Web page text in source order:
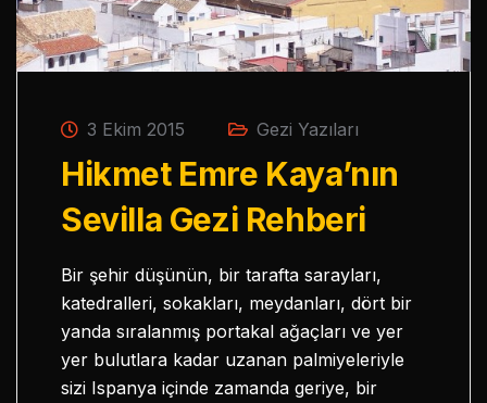
3 Ekim 2015 Gezi Yazıları
Hikmet Emre Kaya’nın
Sevilla Gezi Rehberi
Bir şehir düşünün, bir tarafta sarayları,
katedralleri, sokakları, meydanları, dört bir
yanda sıralanmış portakal ağaçları ve yer
yer bulutlara kadar uzanan palmiyeleriyle
sizi Ispanya içinde zamanda geriye, bir